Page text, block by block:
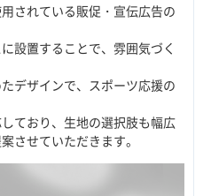
されている販促・宣伝広告の
設置することで、雰囲気づく
デザインで、スポーツ応援の
ており、生地の選択肢も幅広
させていただきます。